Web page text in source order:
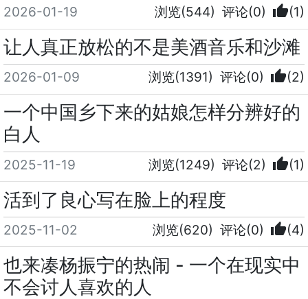
2026-01-19 浏览(544) 评论(0) thumb_up(1)
让人真正放松的不是美酒音乐和沙滩
2026-01-09 浏览(1391) 评论(0) thumb_up(2)
一个中国乡下来的姑娘怎样分辨好的
白人
2025-11-19 浏览(1249) 评论(2) thumb_up(1)
活到了良心写在脸上的程度
2025-11-02 浏览(620) 评论(0) thumb_up(4)
也来凑杨振宁的热闹 - 一个在现实中
不会讨人喜欢的人